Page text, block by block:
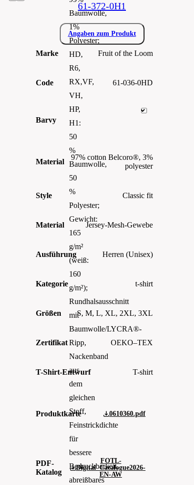
Baumwolle,
1%
Polyester;
HD,
R6,
RX,VF,
VH,
HP,
H1:
50
%
Baumwolle,
50
%
Polyester;
Gewicht:
165
g/m²
(weiß:
160
g/m²);
Rundhalsausschnitt
mit
Baumwolle/LYCRA®-
Ripp,
Nackenband
aus
dem
gleichen
Stoff,
Feinstrickdichte
für
bessere
Bedruckbarkeit,
abreißbares
Marke Fruit of the Loom
Code 61-036-0HD
Barvy
Material
97% cotton Belcoro®, 3%
polyester
Style Classic fit
Material Jersey-Mesh-Gewebe
Ausführung Herren (Unisex)
Kategorie t-shirt
Größen S, M, L, XL, 2XL, 3XL
Zertifikat OEKO–TEX
T-Shirt-Entwurf T-shirt
Produktkarte 0610360.pdf
PDF-
Katalog
FOTL-
Digital_Catalogue2026-
EN-AW
61-372-0H1
Angaben zum Produkt